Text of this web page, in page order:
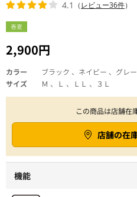
春夏
2,900円
4.1 （レビュー36件）
カラー
ブラック 、ネイビー 、グレ
サイズ
Ｍ 、Ｌ 、ＬＬ 、３Ｌ
この商品は店舗在
店舗の在
機能